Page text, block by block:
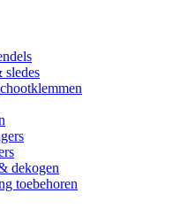
dekogen
toebehoren